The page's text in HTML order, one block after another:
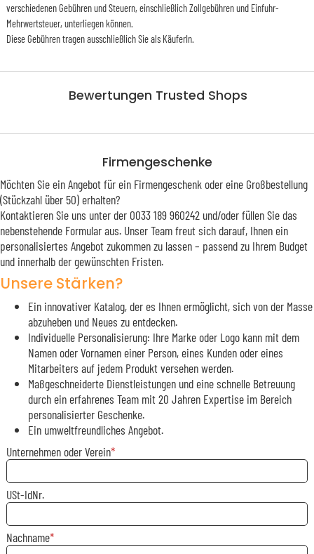
Bewertungen Trusted Shops
verschiedenen Gebühren und Steuern, einschließlich Zollgebühren und Einfuhr-
Mehrwertsteuer, unterliegen können.
Diese Gebühren tragen ausschließlich Sie als KäuferIn.
Firmengeschenke
Möchten Sie ein Angebot für ein Firmengeschenk oder eine Großbestellung
(Stückzahl über 50) erhalten?
Kontaktieren Sie uns unter der 0033 189 960242 und/oder füllen Sie das
nebenstehende Formular aus. Unser Team freut sich darauf, Ihnen ein
personalisiertes Angebot zukommen zu lassen – passend zu Ihrem Budget
und innerhalb der gewünschten Fristen.
Unsere Stärken?
Ein innovativer Katalog, der es Ihnen ermöglicht, sich von der Masse
abzuheben und Neues zu entdecken.
Individuelle Personalisierung: Ihre Marke oder Logo kann mit dem
Namen oder Vornamen einer Person, eines Kunden oder eines
Mitarbeiters auf jedem Produkt versehen werden.
Maßgeschneiderte Dienstleistungen und eine schnelle Betreuung
durch ein erfahrenes Team mit 20 Jahren Expertise im Bereich
personalisierter Geschenke.
Ein umweltfreundliches Angebot.
Unternehmen oder Verein
USt-IdNr.
Nachname